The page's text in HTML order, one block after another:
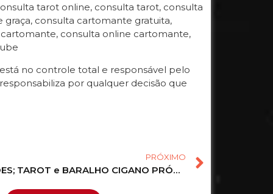
tarot online, consulta tarot, consulta
consulta cartomante gratuita,
consulta online cartomante,
no controle total e responsável pelo
por qualquer decisão que
PRÓXIMO
REVELAÇÕES; TAROT e BARALHO CIGANO PRÓXIMOS 10 DIAS! #taromancia #tarot #taro #baralhociganogratis